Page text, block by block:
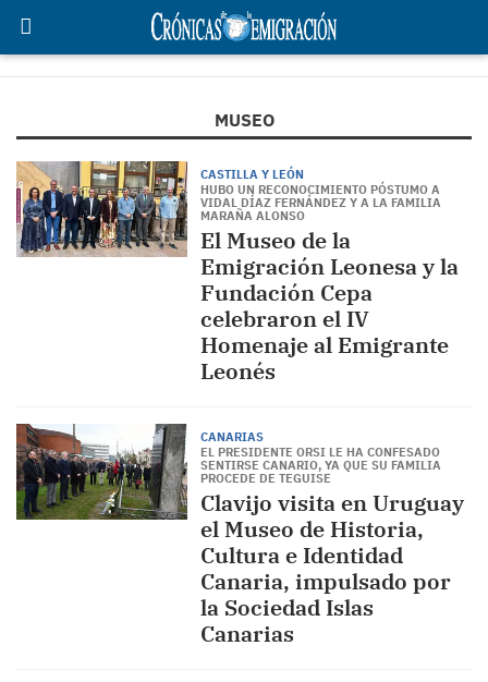
MUSEO
CASTILLA Y LEÓN
HUBO UN RECONOCIMIENTO PÓSTUMO A
VIDAL DÍAZ FERNÁNDEZ Y A LA FAMILIA
MARAÑA ALONSO
El Museo de la
Emigración Leonesa y la
Fundación Cepa
celebraron el IV
Homenaje al Emigrante
Leonés
CANARIAS
EL PRESIDENTE ORSI LE HA CONFESADO
SENTIRSE CANARIO, YA QUE SU FAMILIA
PROCEDE DE TEGUISE
Clavijo visita en Uruguay
el Museo de Historia,
Cultura e Identidad
Canaria, impulsado por
la Sociedad Islas
Canarias